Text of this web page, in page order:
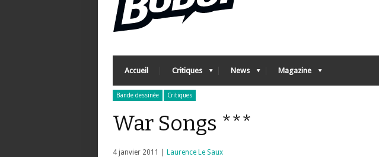
Accueil Critiques News Magazine
Bande dessinée Critiques
War Songs ***
4 janvier 2011 | Laurence Le Saux